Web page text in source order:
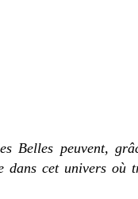
Belles peuvent,
dans cet univers où